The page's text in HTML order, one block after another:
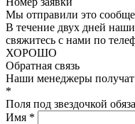
Мы отправили это
В течение двух дней
свяжитесь с нами по
ХОРОШО
Обратная связь
Наши менеджеры получат
*
Поля под звездочкой
Имя *